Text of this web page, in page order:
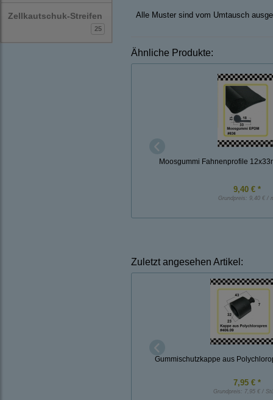
Zellkautschuk-Streifen
25
Alle Muster sind vom Umtausch
Ähnliche Produkte:
Moosgummi Fahnenprofile
9,40 € *
Grundpreis: 9,40 € /
Zuletzt angesehen Artikel:
Gummischutzkappe aus
7,95 € *
Grundpreis: 7,95 € /